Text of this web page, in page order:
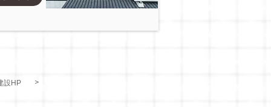
設HP ＞